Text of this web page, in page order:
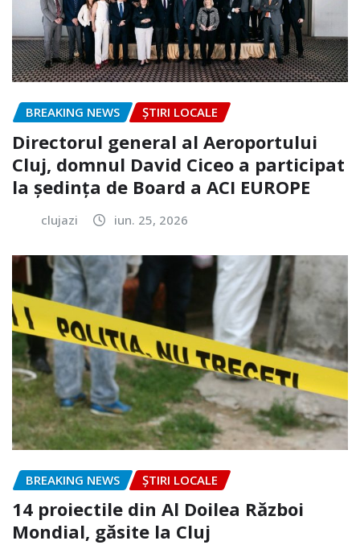
BREAKING NEWS ȘTIRI LOCALE
Directorul general al Aeroportului
Cluj, domnul David Ciceo a participat
la ședința de Board a ACI EUROPE
clujazi iun. 25, 2026
BREAKING NEWS ȘTIRI LOCALE
14 proiectile din Al Doilea Război
Mondial, găsite la Cluj